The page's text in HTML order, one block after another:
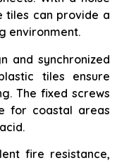
tiles can provide a
environment.
and synchronized
tiles ensure
The fixed screws
for coastal areas
fire resistance,